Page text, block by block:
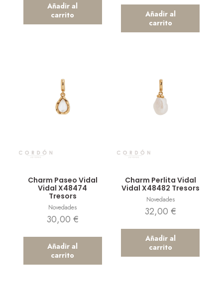
Añadir al
carrito
Añadir al
carrito
Charm Paseo Vidal
Vidal X48474
Tresors
Novedades
30,00 €
Añadir al
carrito
Charm Perlita Vidal
Vidal X48482 Tresors
Novedades
32,00 €
Añadir al
carrito